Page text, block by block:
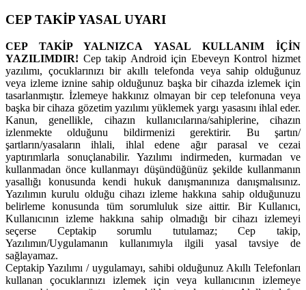
CEP TAKİP YASAL UYARI
CEP TAKİP YALNIZCA YASAL KULLANIM İÇİN
YAZILIMDIR! Cep takip Android için Ebeveyn Kontrol hizmet
yazılımı, çocuklarınızı bir akıllı telefonda veya sahip olduğunuz
veya izleme iznine sahip olduğunuz başka bir cihazda izlemek için
tasarlanmıştır. İzlemeye hakkınız olmayan bir cep telefonuna veya
başka bir cihaza gözetim yazılımı yüklemek yargı yasasını ihlal eder.
Kanun, genellikle, cihazın kullanıcılarına/sahiplerine, cihazın
izlenmekte olduğunu bildirmenizi gerektirir. Bu şartın/
şartların/yasaların ihlali, ihlal edene ağır parasal ve cezai
yaptırımlarla sonuçlanabilir. Yazılımı indirmeden, kurmadan ve
kullanmadan önce kullanmayı düşündüğünüz şekilde kullanmanın
yasallığı konusunda kendi hukuk danışmanınıza danışmalısınız.
Yazılımın kurulu olduğu cihazı izleme hakkına sahip olduğunuzu
belirleme konusunda tüm sorumluluk size aittir. Bir Kullanıcı,
Kullanıcının izleme hakkına sahip olmadığı bir cihazı izlemeyi
seçerse Ceptakip sorumlu tutulamaz; Cep takip,
Yazılımın/Uygulamanın kullanımıyla ilgili yasal tavsiye de
sağlayamaz.
Ceptakip Yazılımı / uygulamayı, sahibi olduğunuz Akıllı Telefonları
kullanan çocuklarınızı izlemek için veya kullanıcının izlemeye